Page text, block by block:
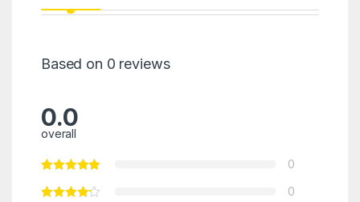
Based on 0 reviews
0.0
overall
0
0